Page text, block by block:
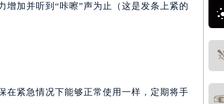
加并听到“咔嚓”声为止（这是发条上紧的
在紧急情况下能够正常使用一样，定期将手